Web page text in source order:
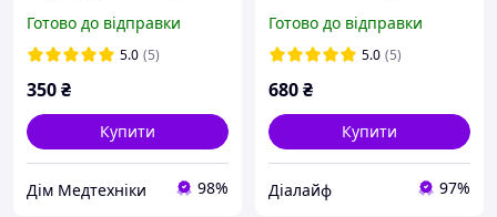
32G, поштучно
(фасування по 25 шт.)
Готово до відправки
5.0 (5)
350₴
Купити
Дім Медтехніки 98%
Готово до відправки
5.0 (5)
680₴
Купити
Ді‎алайф 97%